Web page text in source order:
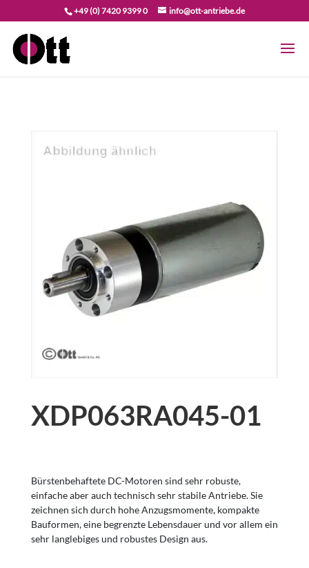
+49 (0) 7420 9399 0 info@ott-antriebe.de
XDP063RA045-01
Bürstenbehaftete DC-Motoren sind sehr robuste,
einfache aber auch technisch sehr stabile Antriebe. Sie
zeichnen sich durch hohe Anzugsmomente, kompakte
Bauformen, eine begrenzte Lebensdauer und vor allem ein
sehr langlebiges und robustes Design aus.